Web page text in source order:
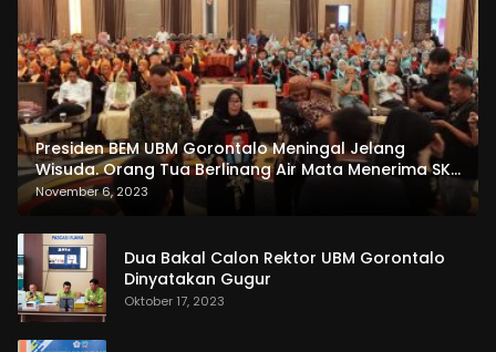
Presiden BEM UBM Gorontalo Meningal Jelang
Wisuda. Orang Tua Berlinang Air Mata Menerima SKL
dan Pemasangan Salempang
November 6, 2023
Dua Bakal Calon Rektor UBM Gorontalo
Dinyatakan Gugur
Oktober 17, 2023